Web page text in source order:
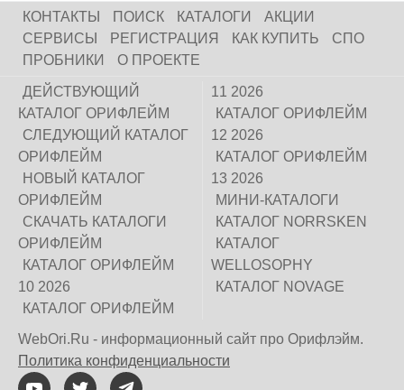
КОНТАКТЫ ПОИСК КАТАЛОГИ
АКЦИИ
СЕРВИСЫ
РЕГИСТРАЦИЯ КАК КУПИТЬ
СПО
ПРОБНИКИ
О ПРОЕКТЕ
ДЕЙСТВУЮЩИЙ
КАТАЛОГ ОРИФЛЕЙМ
СЛЕДУЮЩИЙ КАТАЛОГ
ОРИФЛЕЙМ
НОВЫЙ КАТАЛОГ
ОРИФЛЕЙМ
СКАЧАТЬ КАТАЛОГИ
ОРИФЛЕЙМ
КАТАЛОГ ОРИФЛЕЙМ
10 2026
КАТАЛОГ ОРИФЛЕЙМ
11 2026
КАТАЛОГ ОРИФЛЕЙМ
12 2026
КАТАЛОГ ОРИФЛЕЙМ
13 2026
МИНИ-КАТАЛОГИ
КАТАЛОГ NORRSKEN
КАТАЛОГ
WELLOSOPHY
КАТАЛОГ NOVAGE
WebOri.Ru - информационный сайт про Орифлэйм.
Политика конфиденциальности